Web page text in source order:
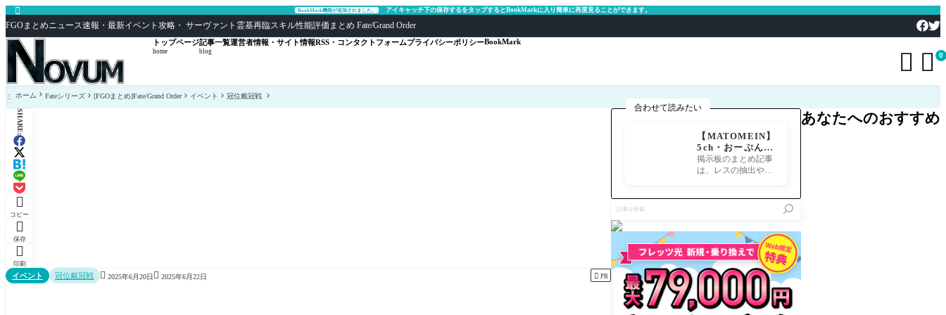
 BookMark機能が追加されました。 アイキャッチ下の保存するをタップするとBookMarkに入り簡単に再度見ることができます。
FGOまとめニュース速報・最新イベント攻略・ サーヴァント霊基再臨スキル性能評価まとめ Fate/Grand Order
トップページ
home
記事一覧
blog
運営者情報・サイト情報RSS・コンタクトフォームプライバシーポリシーBookMark
  0
 ホーム Fateシリーズ [FGOまとめ]Fate/Grand Order イベント 冠位戴冠戦
SHARE:

コピー

保存

印刷
イベント 冠位戴冠戦  2025年6月20日  2025年6月22日  PR
合わせて読みたい
【MATOMEIN】
5ch・おーぷん2
ちゃん・したら
ば・ガルちゃん・
掲示板のまとめ記事
は、レスの抽出や整
を
検
あなたへのおすすめ